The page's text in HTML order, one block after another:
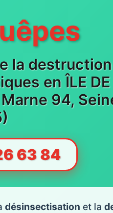
la
en ÎLE DE
94,
63 84
désinsectisation et la